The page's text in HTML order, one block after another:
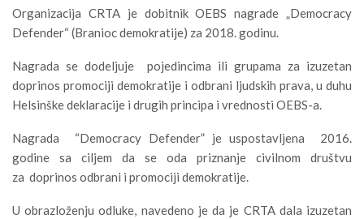
Organizacija CRTA je dobitnik OEBS nagrade „Democracy
Defender“ (Branioc demokratije) za 2018. godinu.
Nagrada se dodeljuje pojedincima ili grupama za izuzetan
doprinos promociji demokratije i odbrani ljudskih prava, u duhu
Helsinške deklaracije i drugih principa i vrednosti OEBS-a.
Nagrada “Democracy Defender” je uspostavljena 2016.
godine sa ciljem da se oda priznanje civilnom društvu
za doprinos odbrani i promociji demokratije.
U obrazloženju odluke, navedeno je da je CRTA dala izuzetan